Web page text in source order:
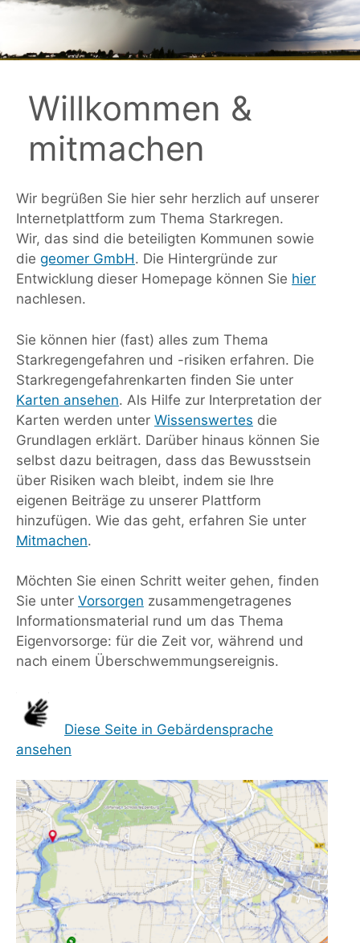
Zum
springen
Willkommen &
mitmachen
Wir begrüßen Sie hier sehr herzlich auf unserer
Internetplattform zum Thema Starkregen.
Wir, das sind die beteiligten Kommunen sowie
die geomer GmbH. Die Hintergründe zur
Entwicklung dieser Homepage können Sie hier
nachlesen.
Sie können hier (fast) alles zum Thema
Starkregengefahren und -risiken erfahren. Die
Starkregengefahrenkarten finden Sie unter
Karten ansehen. Als Hilfe zur Interpretation der
Karten werden unter Wissenswertes die
Grundlagen erklärt. Darüber hinaus können Sie
selbst dazu beitragen, dass das Bewusstsein
über Risiken wach bleibt, indem sie Ihre
eigenen Beiträge zu unserer Plattform
hinzufügen. Wie das geht, erfahren Sie unter
Mitmachen.
Möchten Sie einen Schritt weiter gehen, finden
Sie unter Vorsorgen zusammengetragenes
Informationsmaterial rund um das Thema
Eigenvorsorge: für die Zeit vor, während und
nach einem Überschwemmungsereignis.
Diese Seite in Gebärdensprache
ansehen